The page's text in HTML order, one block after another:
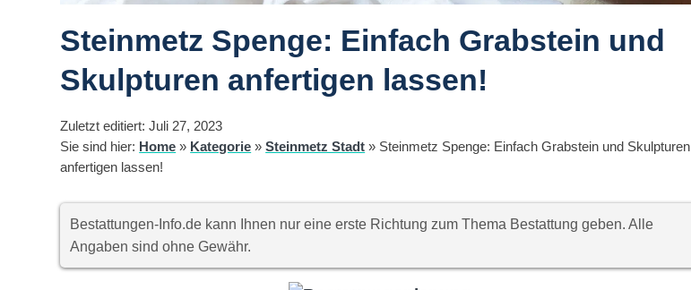
Steinmetz Spenge: Einfach Grabstein und
Skulpturen anfertigen lassen!
Zuletzt editiert: Juli 27, 2023
Sie sind hier: Home » Kategorie »Steinmetz Stadt » Steinmetz Spenge: Einfach Grabstein und Skulpturen
anfertigen lassen!
Bestattungen-Info.de kann Ihnen nur eine erste Richtung zum Thema Bestattung geben. Alle
Angaben sind ohne Gewähr.